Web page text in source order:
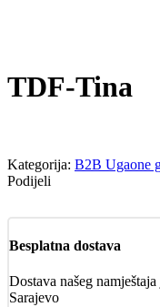
TDF-Tina
Kategorija: B2B Ugaone
Podijeli
Besplatna dostava
Dostava našeg
Sarajevo